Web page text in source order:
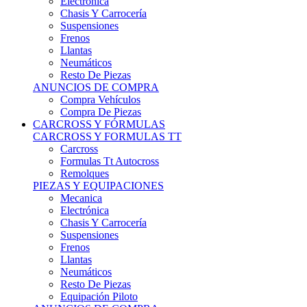
Suspensiones
Frenos
Llantas
Neumáticos
Resto De Piezas
ANUNCIOS DE COMPRA
Compra Vehículos
Compra De Piezas
CARCROSS Y FÓRMULAS
CARCROSS Y FORMULAS TT
Carcross
Formulas Tt Autocross
Remolques
PIEZAS Y EQUIPACIONES
Mecanica
Electrónica
Chasis Y Carrocería
Suspensiones
Frenos
Llantas
Neumáticos
Resto De Piezas
Equipación Piloto
ANUNCIOS DE COMPRA
Compra De Cc Y Tt